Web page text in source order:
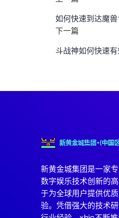
如何快速到达魔
下一篇
斗战神如何快速
新黄金城集团是一家
数字娱乐技术创新的
于为全球用户提供优
验。凭借强大的技术